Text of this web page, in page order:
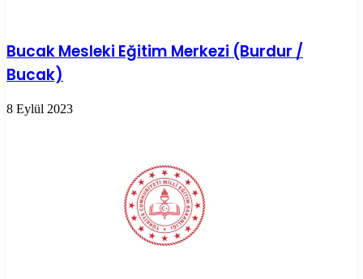
Bucak Mesleki Eğitim Merkezi (Burdur /
Bucak)
8 Eylül 2023